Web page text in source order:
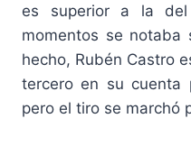
es superior a la
momentos se notaba
hecho, Rubén Castro
tercero en su cuenta
pero el tiro se marchó